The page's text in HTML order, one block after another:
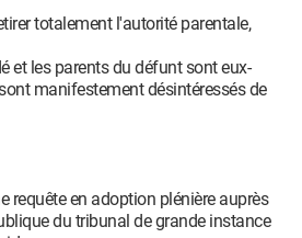
totalement l'autorité parentale,
et les parents du défunt sont eux-
manifestement désintéressés de
requête en adoption plénière auprès
du tribunal de grande instance